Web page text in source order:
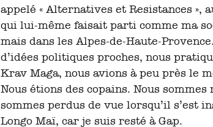
appelé « Alternatives et Resistances »,
qui lui-même faisait parti comme ma
mais dans les Alpes-de-Haute-
d’idées politiques proches, nous
Krav Maga, nous avions à peu près le
Nous étions des copains. Nous
sommes perdus de vue lorsqu’il s’est
Longo Maï, car je suis resté à Gap.